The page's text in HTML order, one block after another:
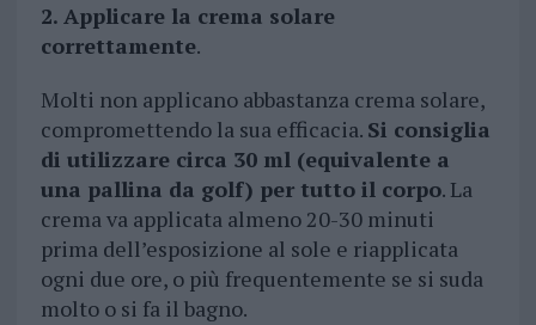
2. Applicare la crema solare
correttamente.
Molti non applicano abbastanza crema solare,
compromettendo la sua efficacia. Si consiglia
di utilizzare circa 30 ml (equivalente a
una pallina da golf) per tutto il corpo. La
crema va applicata almeno 20-30 minuti
prima dell’esposizione al sole e riapplicata
ogni due ore, o più frequentemente se si suda
molto o si fa il bagno.